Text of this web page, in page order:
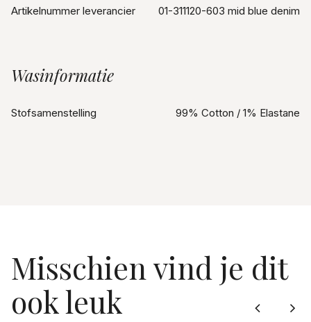
Artikelnummer leverancier 01-311120-603 mid blue denim
Wasinformatie
Stofsamenstelling 99% Cotton / 1% Elastane
Misschien vind je dit
ook leuk